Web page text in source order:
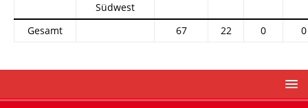
Südwest
Gesamt 67 22 0 0